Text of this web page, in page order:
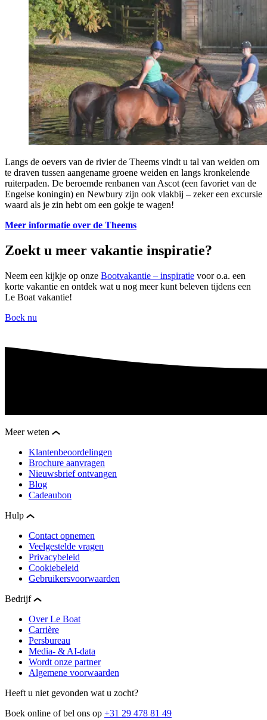
Langs de oevers van de rivier de Theems vindt u tal van weiden om
te draven tussen aangename groene weiden en langs kronkelende
ruiterpaden. De beroemde renbanen van Ascot (een favoriet van de
Engelse koningin) en Newbury zijn ook vlakbij – zeker een excursie
waard als je zin hebt om een gokje te wagen!
Meer informatie over de Theems
Zoekt u meer vakantie inspiratie?
Neem een kijkje op onze Bootvakantie – inspiratie voor o.a. een
korte vakantie en ontdek wat u nog meer kunt beleven tijdens een
Le Boat vakantie!
Boek nu
Meer weten
Klantenbeoordelingen
Brochure aanvragen
Nieuwsbrief ontvangen
Blog
Cadeaubon
Hulp
Contact opnemen
Veelgestelde vragen
Privacybeleid
Cookiebeleid
Gebruikersvoorwaarden
Bedrijf
Over Le Boat
Carrière
Persbureau
Media- & AI-data
Wordt onze partner
Algemene voorwaarden
Heeft u niet gevonden wat u zocht?
Boek online of bel ons op +31 29 478 81 49